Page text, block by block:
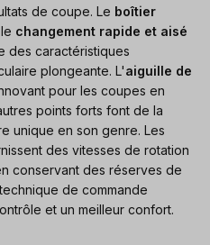
de coupe. Le boîtier
changement rapide et aisé
des caractéristiques
plongeante. L'aiguille de
pour les coupes en
points forts font de la
unique en son genre. Les
des vitesses de rotation
conservant des réserves de
de commande
et un meilleur confort.